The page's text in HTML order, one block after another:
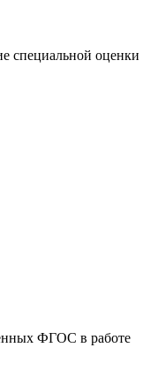
специальной оценки
ФГОС в работе